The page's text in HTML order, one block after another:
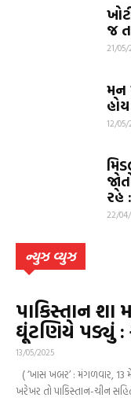
જ
21/
મન
12/
રહે
22/
ન્યુઝ વ્યુઝ
પાકિસ્તાન શા
ઘૂંટણિયે પડ્યું :
13/05/2025
( ‘ખાસ ખબર’ : મંગળવાર, 13 મે
ખરેખર તો પાકિસ્તાન-ચીન સહિત